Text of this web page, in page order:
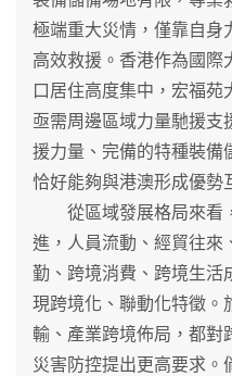
極端重大災情，僅靠自身
高效救援。香港作為國際
口居住高度集中，宏福苑
亟需周邊區域力量馳援支
援力量、完備的特種裝備
恰好能夠與港澳形成優勢
從區域發展格局來看
進，人員流動、經貿往來
勤、跨境消費、跨境生活
現跨境化、聯動化特徵。
輸、產業跨境佈局，都對
災害防控提出更高要求。